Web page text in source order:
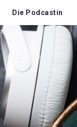
Die Podcastin